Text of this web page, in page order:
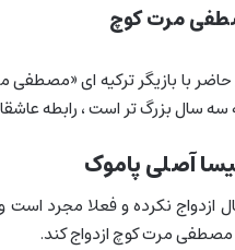
مرت کوچ
آصلی پاموک
ازدواج نکرده و فعلا مجرد
مصطفی مرت کوچ ازدواج کند.